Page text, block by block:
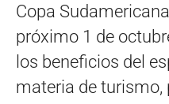
Copa
próximo 1 de
los beneficios del
materia de turismo,